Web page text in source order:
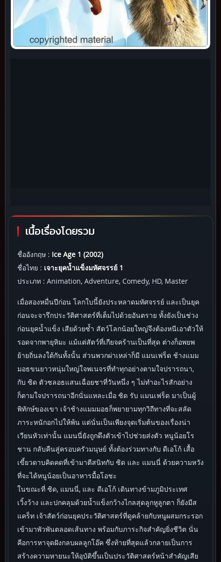
เนื้อเรื่องโดยรวม
ชื่ออังกฤษ : Ice Age 1 (2002)
ชื่อไทย : เจาะยุคน้ำแข็งมหัศจรรย์ 1
ประเภท : Animation, Adventure, Comedy, HD, Master
เมื่อสองหมื่นปีก่อน โลกใบนี้ยังประหลาดมหัศจรรย์ และเป็นยุค
ก่อนจะจารึกประวัติศาสตร์ที่เต็มไปด้วยอันตราย ทั้งยังเป็นช่วง
ก่อนยุคน้ำแข็ง เสียด้วยซ้ำ สัตว์โลกน้อยใหญ่จึงต้องหนีเอาตัวให้
รอดจากพายุหิมะ แม้แต่สัตว์ที่เกียจคร้านเป็นที่สุด ต่างก็อพยพ
ย้ายถิ่นลงใต้กันทั้งนั้น ส่วนพวกผ่าเหล่าก็มี แมนเฟร็ด ช้างแมม
มอธขนยาวหนุ่มใหญ่ใจพเนจรที่ทำทุกอย่างตามใจปรารถนา,
กับ ซิด ตัวซลอธแสนเฉื่อยชาที่วันหนึ่ง ๆ ไม่ทำอะไรสักอย่าง
ก็ตามใจปรารถนาอีกนั่นแหละเมื่อ ซิด รับ แมนเฟร็ด มาเป็นผู้
พิทักษ์ของเขา เจ้าช้างแมมมอธก็พยายามทุกวิถีทางที่จะสลัด
ภาระหนักอกไปให้พ้น แต่นั่นเป็นเพียงจุดเริ่มต้นของเรื่องน่า
เวียนหัวเท่านั้น แมนนี่ยังถูกดึงตัวเข้าไปช่วยส่งตัว หนูน้อยโร
ชาน กลับคืนสู่ครอบครัวมนุษย์ ทั้งต้องร่วมทางกับ ดีเอโก้ เสื้อ
เขี้ยวดาบคิดคดที่เข้ามาตีสนิทกับ ซิด และ แมนนี่ ด้วยความหวัง
ที่จะได้หนูน้อยเป็นอาหารมื้อโอชะ
ในขณะที่ ซิด, แมนนี่, และ ดีเอโก้ เดินทางข้ามภูมิประเทศ
เวิ้งว้าง และปกคลุมด้วยน้ำแข็งกว้างไกลสุดลูกหูลูกตา ก็ยังมีส
แคร็ท เจ้าสัตว์ก่อนยุคประวัติศาสตร์ที่ดูคล้ายกับหนูผสมกระรอก
เข้ามาพัวพันตลอดเส้นทาง พร้อมกับภาระกิจสำคัญยิ่งชีวิต นั่น
คือการหาจุดฝังกลบผลลูกโอ๊ค ซึ่งท้ายที่สุดแล้วกลายเป็นการ
สร้างความหายนะให้อุบัติขึ้นเป็นประวัติศาสตร์หน้าสำคัญเสีย